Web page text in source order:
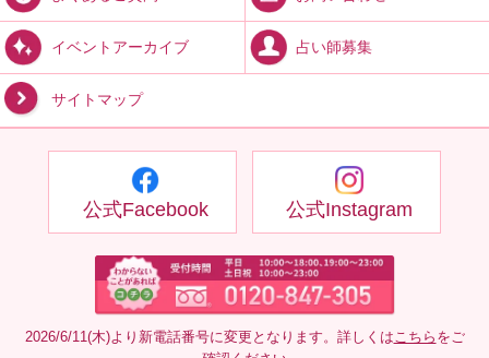
イベントアーカイブ 占い師募集
サイトマップ
公式Facebook 公式Instagram
2026/6/11(木)より新電話番号に変更となります。詳しくは こちら をご